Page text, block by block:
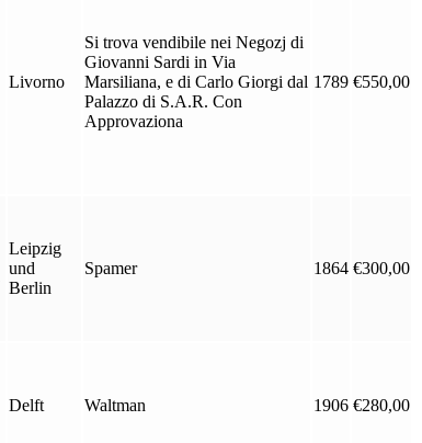
Livorno
Si trova vendibile nei Negozj di
Giovanni Sardi in Via
Marsiliana, e di Carlo Giorgi dal
Palazzo di S.A.R. Con
Approvaziona
1789 €550,00
Leipzig
und
Berlin
Spamer 1864 €300,00
Delft Waltman 1906 €280,00